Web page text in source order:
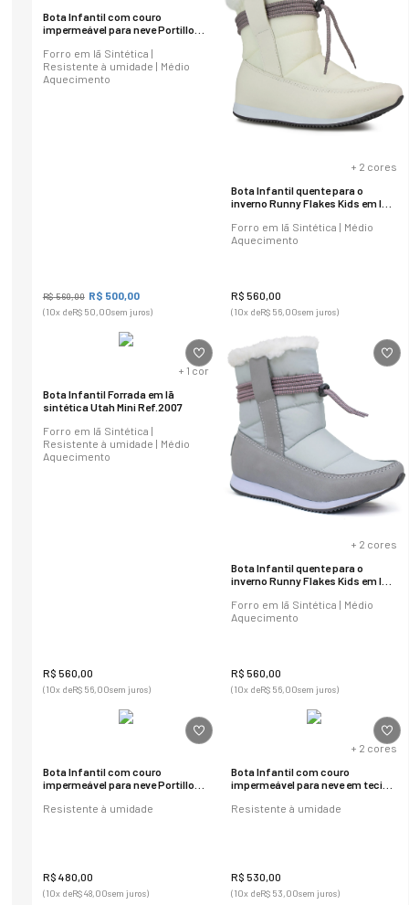
Bota Infantil com couro
impermeável para neve Portillo
Forro em lã Sintética |
Resistente à umidade | Médio
Aquecimento
R$560,00 R$ 500,00
(10x deR$ 50,00sem juros)
+ 2 cores
Bota Infantil quente para o
inverno Runny Flakes Kids em lã
Forro em lã Sintética | Médio
Aquecimento
R$ 560,00
(10x deR$ 56,00sem juros)
+ 1 cor
Bota Infantil Forrada em lã
sintética Utah Mini Ref.2007
Forro em lã Sintética |
Resistente à umidade | Médio
Aquecimento
R$ 560,00
(10x deR$ 56,00sem juros)
+ 2 cores
Bota Infantil quente para o
inverno Runny Flakes Kids em lã
Forro em lã Sintética | Médio
Aquecimento
R$ 560,00
(10x deR$ 56,00sem juros)
Bota Infantil com couro
impermeável para neve Portillo
Resistente à umidade
R$ 480,00
(10x deR$48,00sem juros)
+ 2 cores
Bota Infantil com couro
impermeável para neve em tecido
Resistente à umidade
R$ 530,00
(10x deR$ 53,00sem juros)